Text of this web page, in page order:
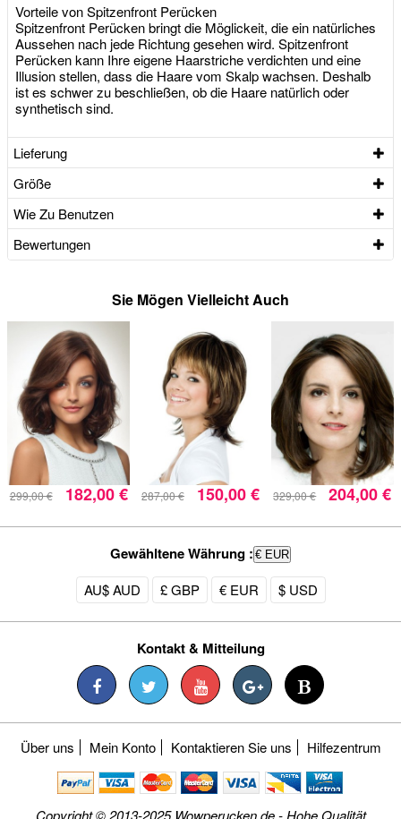
Vorteile von Spitzenfront Perücken
Spitzenfront Perücken bringt die Möglickeit, die ein natürliches
Aussehen nach jede Richtung gesehen wird. Spitzenfront
Perücken kann Ihre eigene Haarstriche verdichten und eine
Illusion stellen, dass die Haare vom Skalp wachsen. Deshalb
ist es schwer zu beschließen, ob die Haare natürlich oder
synthetisch sind.
Lieferung
Größe
Wie Zu Benutzen
Bewertungen
Sie Mögen Vielleicht Auch
299,00 € 182,00 € 287,00 € 150,00 € 329,00 € 204,00 €
Gewähltene Währung : € EUR
AU$ AUD £ GBP € EUR $ USD
Kontakt & Mitteilung
Über uns Mein Konto Kontaktieren Sie uns Hilfezentrum
Copyright © 2013-2025 Wowperucken.de - Hohe Qualität